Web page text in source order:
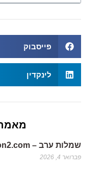
פייסבוק
לינקדין
שמלות ערב – https://htofashion2.com/
פברואר 4, 2026